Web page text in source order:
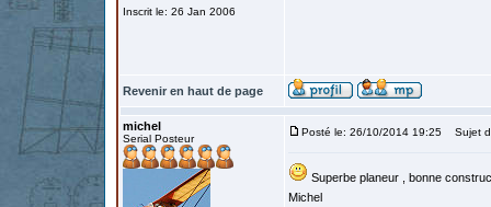
Inscrit le: 26 Jan 2006
Revenir en haut de page
michel
Serial Posteur
Posté le: 26/10/2014 19:25 Sujet
Superbe planeur , bonne
Michel